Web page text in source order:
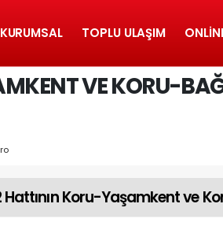
KURUMSAL TOPLU ULAŞIM
VE KORU-
Hattının Koru-Yaşamkent ve